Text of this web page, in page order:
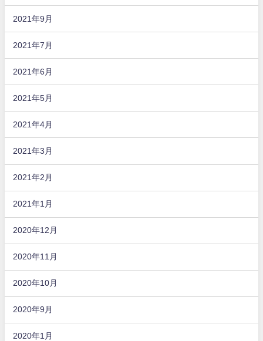
2021年9月
2021年7月
2021年6月
2021年5月
2021年4月
2021年3月
2021年2月
2021年1月
2020年12月
2020年11月
2020年10月
2020年9月
2020年1月